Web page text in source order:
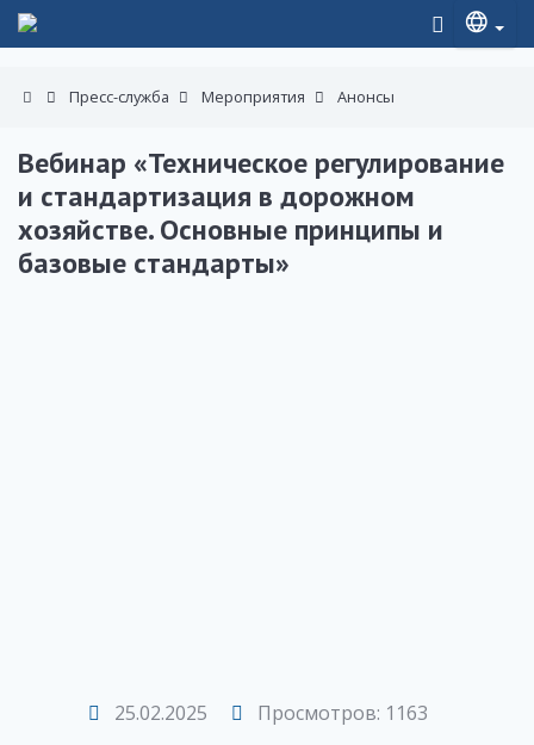
Пресс-служба Мероприятия Анонсы
Вебинар «Техническое регулирование
и стандартизация в дорожном
хозяйстве. Основные принципы и
базовые стандарты»
25.02.2025
Просмотров: 1163